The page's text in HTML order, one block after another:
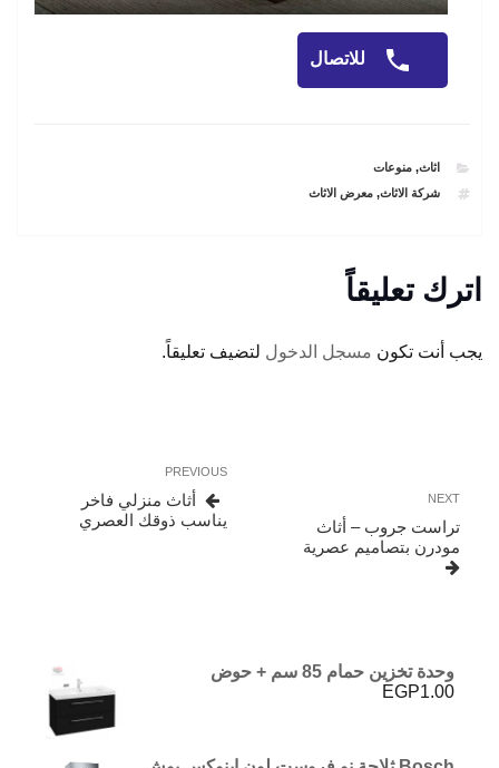
للاتصال
CATEGORIES
اثاث,منوعات
TAGS
شركة الاثاث,معرض الاثاث
اترك تعليقاً
يجب أنت تكون مسجل الدخول لتضيف تعليقاً.
المقالات
Previous
Post
PREVIOUS
أثاث منزلي فاخر
يناسب ذوقك العصري
Next
Post
NEXT
تراست جروب – أثاث
مودرن بتصاميم عصرية
وحدة تخزين حمام 85 سم + حوض
EGP1.00